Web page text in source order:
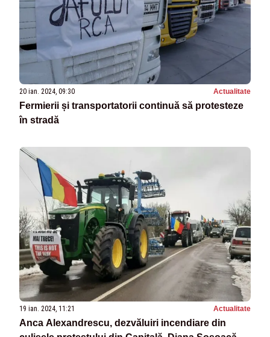
20 ian. 2024, 09:30 Actualitate
Fermierii și transportatorii continuă să protesteze
în stradă
19 ian. 2024, 11:21 Actualitate
Anca Alexandrescu, dezvăluiri incendiare din